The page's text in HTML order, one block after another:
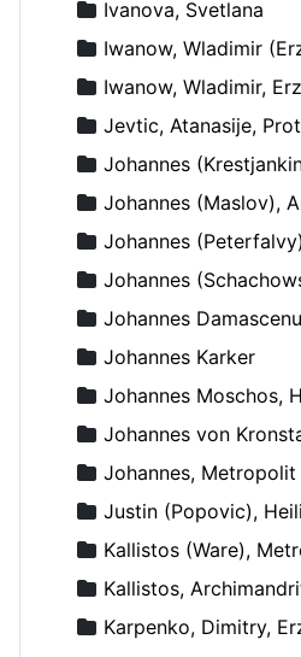
Ivanova, Svetlana
Iwanow, Wladimir
Iwanow, Wladimir,
Jevtic, Atanasije,
Johannes
Johannes (Maslov),
Johannes
Johannes
Johannes
Johannes Karker
Johannes Moschos,
Johannes von
Johannes, Metropolit von
Justin (Popovic),
Kallistos (Ware),
Kallistos,
Karpenko, Dimitry,